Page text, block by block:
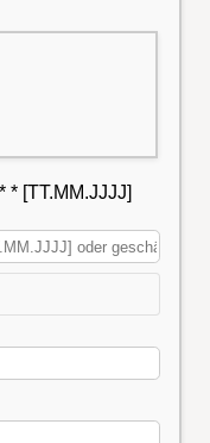
* [TT.MM.JJJJ]